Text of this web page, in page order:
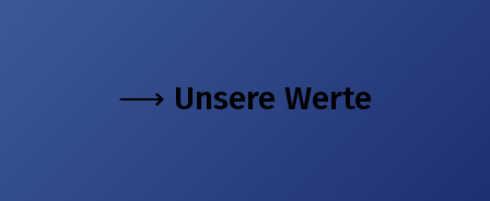
⟶ Unsere Werte